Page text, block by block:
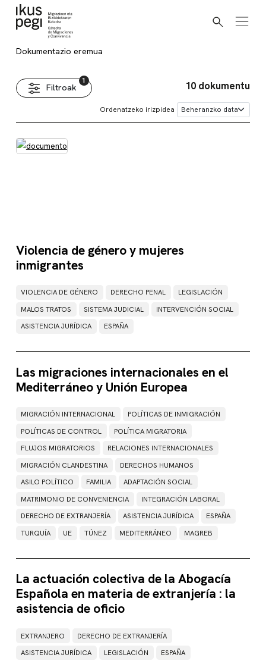
Bilatu
Dokumentazio eremua
Dokumentazio eremua
Filtroak 10 dokumentu
Ordenatzeko irizpidea
Violencia de género y mujeres
inmigrantes
VIOLENCIA DE GÉNERO DERECHO PENAL
LEGISLACIÓN
MALOS TRATOS
SISTEMA JUDICIAL
INTERVENCIÓN SOCIAL
ASISTENCIA JURÍDICA
ESPAÑA
Las migraciones internacionales en el
Mediterráneo y Unión Europea
MIGRACIÓN INTERNACIONAL
POLÍTICAS DE INMIGRACIÓN
POLÍTICAS DE CONTROL
POLÍTICA MIGRATORIA
FLUJOS MIGRATORIOS
RELACIONES INTERNACIONALES
MIGRACIÓN CLANDESTINA
DERECHOS HUMANOS
ASILO POLÍTICO
FAMILIA
ADAPTACIÓN SOCIAL
MATRIMONIO DE CONVENIENCIA
INTEGRACIÓN LABORAL
DERECHO DE EXTRANJERÍA
ASISTENCIA JURÍDICA
ESPAÑA
TURQUÍA
UE TÚNEZ MEDITERRÁNEO MAGREB
La actuación colectiva de la Abogacía
Española en materia de extranjería : la
asistencia de oficio
EXTRANJERO
DERECHO DE EXTRANJERÍA
ASISTENCIA JURÍDICA
LEGISLACIÓN ESPAÑA